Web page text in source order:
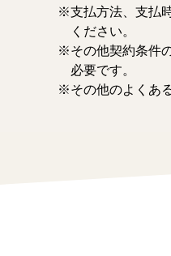
支払方法、支払
ください。
その他契約条件
必要です。
その他のよくあ